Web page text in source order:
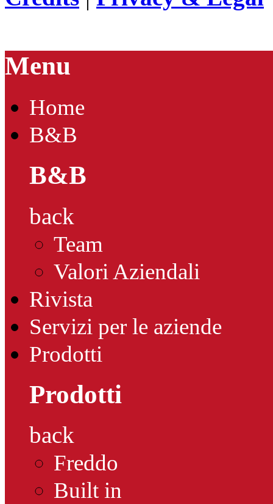
Menu
Home
B&B
B&B
back
Team
Valori Aziendali
Rivista
Servizi per le aziende
Prodotti
Prodotti
back
Freddo
Built in